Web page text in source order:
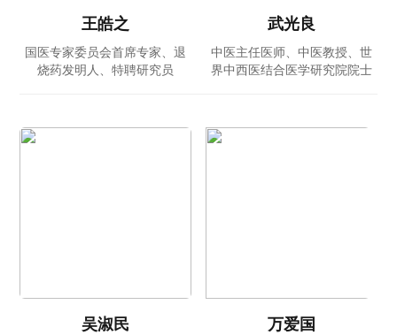
王皓之
国医专家委员会首席专家、退
烧药发明人、特聘研究员
武光良
中医主任医师、中医教授、世
界中西医结合医学研究院院士
吴淑民 万爱国